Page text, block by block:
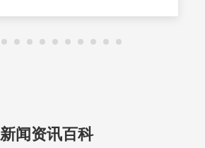
新闻资讯百科